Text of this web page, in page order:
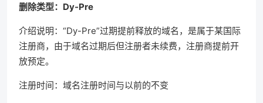
删除类型：Dy-Pre
介绍说明：“Dy-Pre”过期提前释放的域名，是属于某国际
注册商，由于域名过期后但注册者未续费，注册商提前开
放预定。
注册时间：域名注册时间与以前的不变